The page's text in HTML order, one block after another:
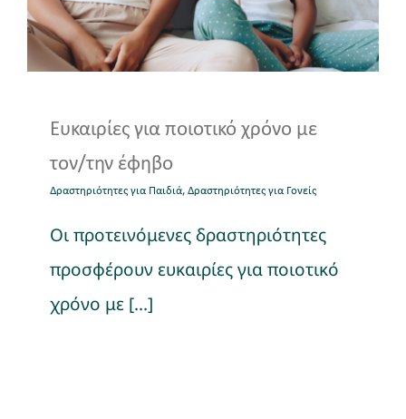
Ευκαιρίες για ποιοτικό χρόνο με
τον/την έφηβο
Δραστηριότητες για Παιδιά, Δραστηριότητες για Γονείς
Οι προτεινόμενες δραστηριότητες
προσφέρουν ευκαιρίες για ποιοτικό
χρόνο με [...]